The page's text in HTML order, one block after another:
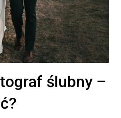
ślubny –